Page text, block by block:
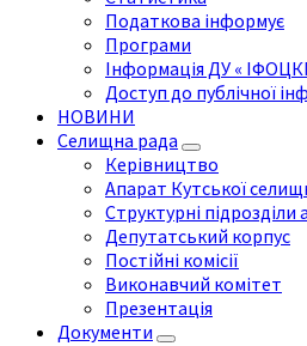
Податкова інформує
Програми
Інформація ДУ «
Доступ до публічної
НОВИНИ
Селищна рада
Керівництво
Апарат Кутської
Структурні
Депутатський корпус
Постійні комісії
Виконавчий комітет
Презентація
Документи